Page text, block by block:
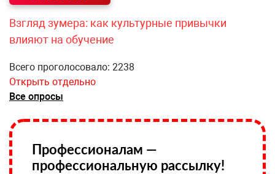
Взгляд зумера: как культурные привычки
влияют на обучение
Всего проголосовало: 2238
Открыть отдельно
Все опросы
Профессионалам —
профессиональную рассылку!